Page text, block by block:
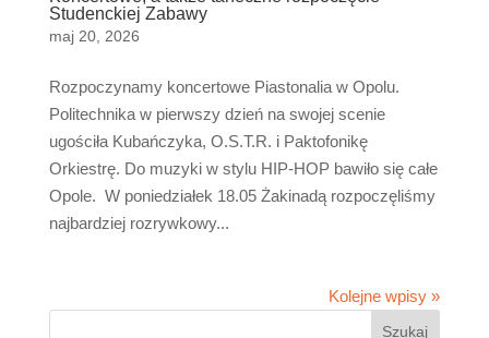
Studenckiej Zabawy
maj 20, 2026
Rozpoczynamy koncertowe Piastonalia w Opolu.
Politechnika w pierwszy dzień na swojej scenie
ugościła Kubańczyka, O.S.T.R. i Paktofonikę
Orkiestrę. Do muzyki w stylu HIP-HOP bawiło się całe
Opole. W poniedziałek 18.05 Żakinadą rozpoczęliśmy
najbardziej rozrywkowy...
Kolejne wpisy »